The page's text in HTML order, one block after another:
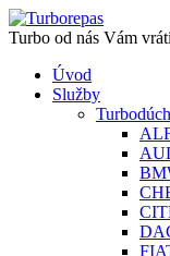
Turbo od nás Vám
Úvod
Služby